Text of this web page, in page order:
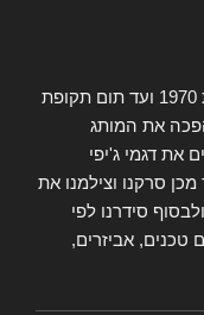
משנת 1970 ועד תום תקופת
את המותג
את דגמי ג'יפי
סרקנו וצילמנו את
ולבסוף סידרנו לפי
טכנים, אביזרים,